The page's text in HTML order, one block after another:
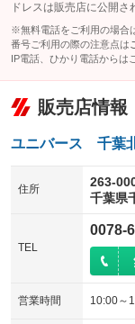
ドレスは販売店に公開さ
※無料電話をご利用の場合
番号ご利用の際の注意点は
IP電話、ひかり電話からは
販売店情報
ユニバース 千葉
住所
263-
千葉県
TEL
0078-
営業時間 10:00～